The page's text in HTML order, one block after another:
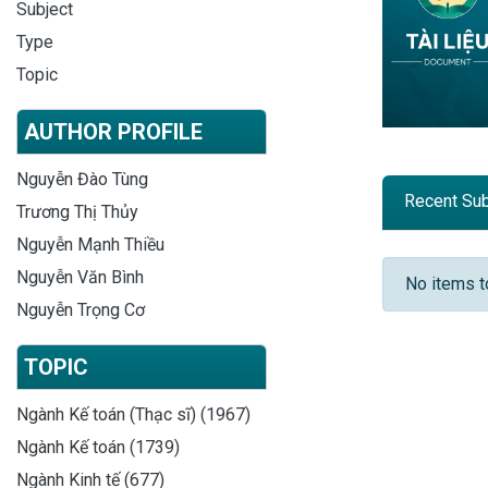
Subject
Type
Topic
AUTHOR PROFILE
Nguyễn Đào Tùng
Trương Thị Thủy
Nguyễn Mạnh Thiều
Nguyễn Văn Bình
Nguyễn Trọng Cơ
TOPIC
Ngành Kế toán (Thạc sĩ) (1967)
Ngành Kế toán (1739)
Ngành Kinh tế (677)
Recent
No items